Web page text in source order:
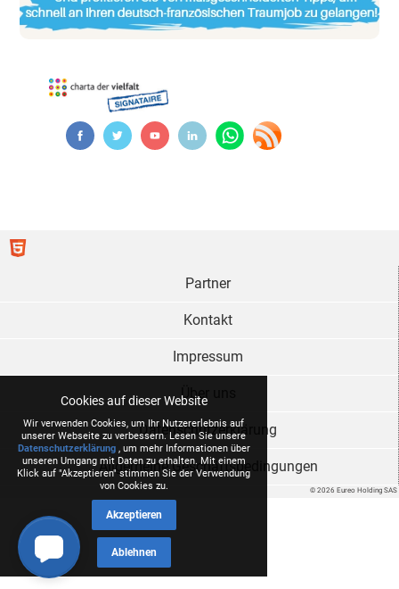
Cookies auf dieser Website
Wir verwenden Cookies, um Ihr Nutzererlebnis auf
unserer Webseite zu verbessern. Lesen Sie unsere
Datenschutzerklärung, um mehr Informationen über
unseren Umgang mit Daten zu erhalten. Mit einem
Klick auf "Akzeptieren" stimmen Sie der Verwendung
von Cookies zu.
Akzeptieren
Ablehnen
© 2026 Eureo Holding SAS
Partner
Kontakt
Impressum
Über uns
Datenschutzerklärung
Allgemeine Geschäftsbedingungen